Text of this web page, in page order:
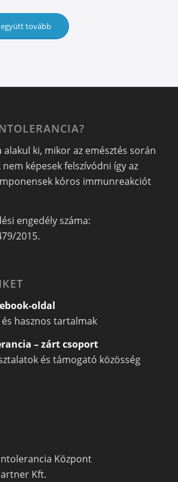
együtt tovább
ki, mikor az emésztés során
képesek felszívódni így az
kóros immunreakciót
engedély száma:
2015.
oldal
hasznos tartalmak
– zárt csoport
és támogató közösség
Központ
Kft.